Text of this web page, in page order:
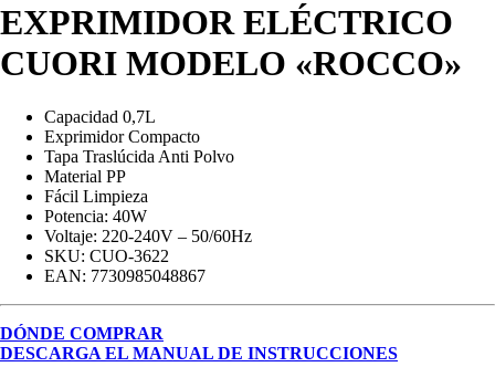
EXPRIMIDOR ELÉCTRICO
CUORI MODELO «ROCCO»
Capacidad 0,7L
Exprimidor Compacto
Tapa Traslúcida Anti Polvo
Material PP
Fácil Limpieza
Potencia: 40W
Voltaje: 220-240V – 50/60Hz
SKU: CUO-3622
EAN: 7730985048867
DÓNDE COMPRAR
DESCARGA EL MANUAL DE INSTRUCCIONES